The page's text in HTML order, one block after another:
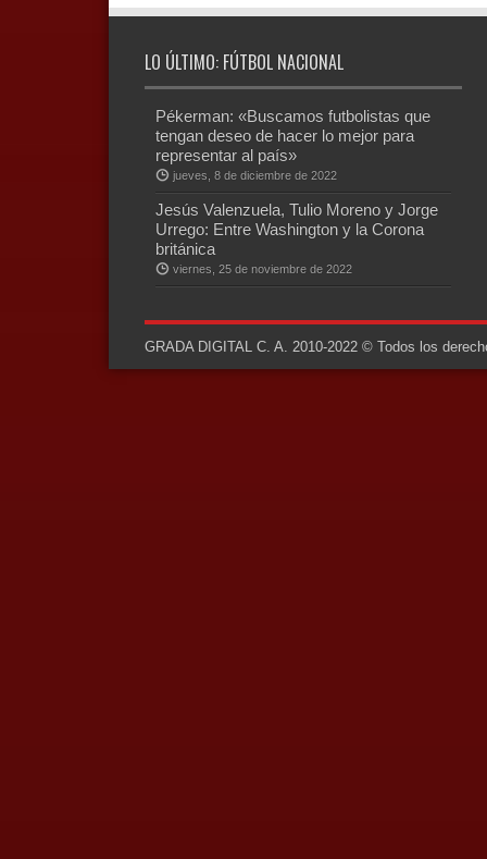
LO ÚLTIMO: FÚTBOL NACIONAL
Pékerman: «Buscamos futbolistas que
tengan deseo de hacer lo mejor para
representar al país»
jueves, 8 de diciembre de 2022
Jesús Valenzuela, Tulio Moreno y Jorge
Urrego: Entre Washington y la Corona
británica
viernes, 25 de noviembre de 2022
GRADA DIGITAL C. A. 2010-2022 © Todos los